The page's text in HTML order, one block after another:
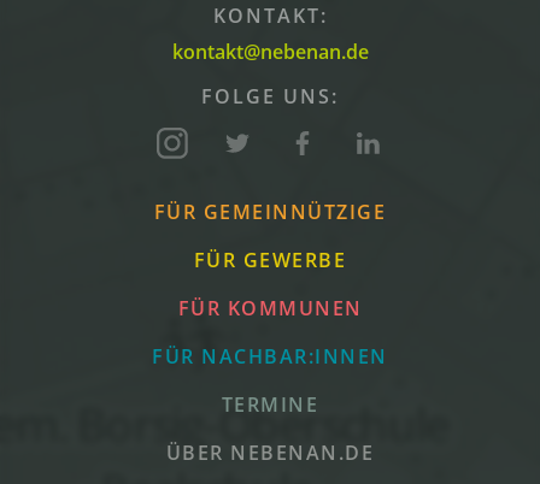
KONTAKT:
kontakt@nebenan.de
FOLGE UNS:
FÜR GEMEINNÜTZIGE
FÜR GEWERBE
FÜR KOMMUNEN
FÜR NACHBAR:INNEN
TERMINE
ÜBER NEBENAN.DE